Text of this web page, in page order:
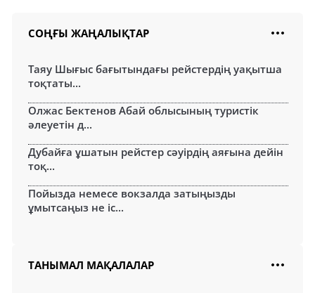
СОҢҒЫ ЖАҢАЛЫҚТАР
Таяу Шығыс бағытындағы рейстердің уақытша
тоқтаты...
Олжас Бектенов Абай облысының туристік
әлеуетін д...
Дубайға ұшатын рейстер сәуірдің аяғына дейін
тоқ...
Пойызда немесе вокзалда затыңызды
ұмытсаңыз не іс...
ТАНЫМАЛ МАҚАЛАЛАР